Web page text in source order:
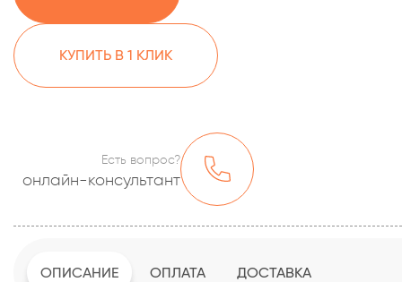
КУПИТЬ В 1 КЛИК
Есть вопрос?
онлайн-консультант
ОПИСАНИЕ ОПЛАТА ДОСТАВКА